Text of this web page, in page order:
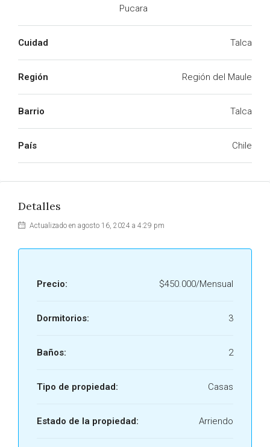
Pucara
Cuidad Talca
Región Región del Maule
Barrio Talca
País Chile
Detalles
Actualizado en agosto 16, 2024 a 4:29 pm
Precio: $450.000/Mensual
Dormitorios: 3
Baños: 2
Tipo de propiedad: Casas
Estado de la propiedad: Arriendo